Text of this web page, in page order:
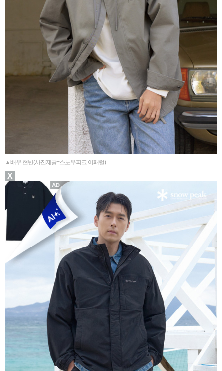
▲배우 현빈(사진제공=스노우피크 어패럴)
X